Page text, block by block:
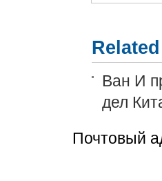
Ван И
дел
Почтовый